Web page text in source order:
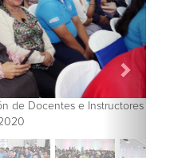
de Docentes e Instructores